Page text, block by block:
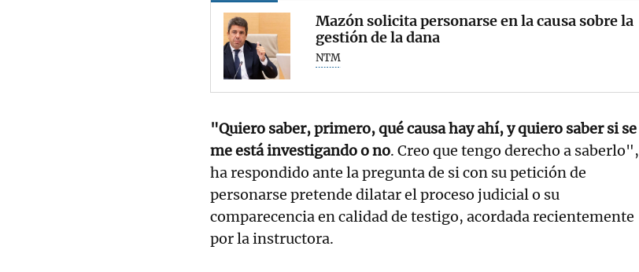
Mazón solicita personarse en la causa sobre la
gestión de la dana
NTM
"Quiero saber, primero, qué causa hay ahí, y quiero saber si se
me está investigando o no. Creo que tengo derecho a saberlo",
ha respondido ante la pregunta de si con su petición de
personarse pretende dilatar el proceso judicial o su
comparecencia en calidad de testigo, acordada recientemente
por la instructora.